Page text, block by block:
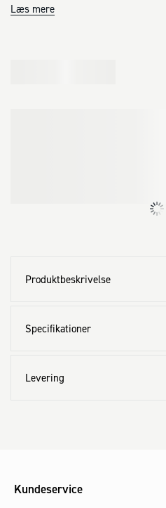
Læs mere
Produktbeskrivelse
Specifikationer
Levering
Kundeservice